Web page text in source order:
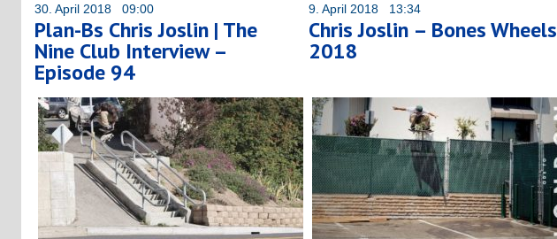
30. April 2018 09:00
Plan-Bs Chris Joslin | The
Nine Club Interview –
Episode 94
9. April 2018 13:34
Chris Joslin – Bones Wheels
2018